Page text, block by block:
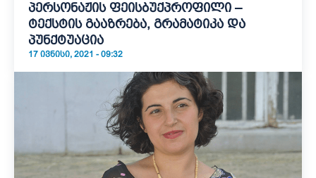
პერსონაჟის ფეისბუქპროფილი –
ტექსტის გააზრება, გრამატიკა და
პუნქტუაცია
17 ᲘᲕᲜᲘᲡᲘ, 2021 - 09:32